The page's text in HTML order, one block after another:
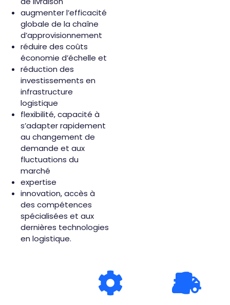
augmenter l’efficacité
globale de la chaîne
d’approvisionnement
réduire des coûts
économie d’échelle et
réduction des
investissements en
infrastructure
logistique
flexibilité, capacité à
s’adapter rapidement
au changement de
demande et aux
fluctuations du
marché
expertise
innovation, accès à
des compétences
spécialisées et aux
dernières technologies
en logistique.